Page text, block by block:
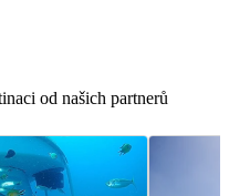
od našich partnerů